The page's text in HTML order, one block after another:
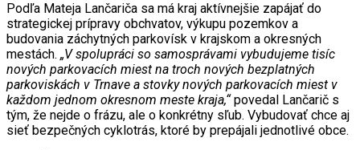
Podľa Mateja Lančariča sa má kraj aktívnejšie zapájať do
strategickej prípravy obchvatov, výkupu pozemkov a
budovania záchytných parkovísk v krajskom a okresných
mestách. „V spolupráci so samosprávami vybudujeme tisíc
nových parkovacích miest na troch nových bezplatných
parkoviskách v Trnave a stovky nových parkovacích miest v
každom jednom okresnom meste kraja,“ povedal Lančarič s
tým, že nejde o frázu, ale o konkrétny sľub. Vybudovať chce aj
sieť bezpečných cyklotrás, ktoré by prepájali jednotlivé obce.